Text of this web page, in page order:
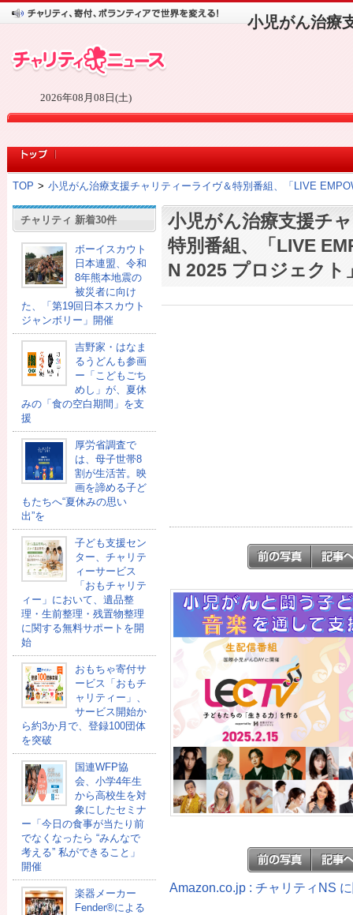
2026年08月08日(土)
小児がん治療
TOP > 小児がん治療支援チャリティーライヴ＆特別番組、「LIVE
チャリティ 新着30件
ボーイスカウト
日本連盟、令和
8年熊本地震の
被災者に向け
た、「第19回日本スカウト
ジャンボリー」開催
吉野家・はなま
るうどんも参画
ー「こどもごち
めし」が、夏休
みの「食の空白期間」を支
援
厚労省調査で
は、母子世帯8
割が生活苦。映
画を諦める子ど
もたちへ“夏休みの思い
出”を
子ども支援セン
ター、チャリテ
ィーサービス
「おもチャリテ
ィー」において、遺品整
理・生前整理・残置物整理
に関する無料サポートを開
始
おもちゃ寄付サ
ービス「おもチ
ャリティー」、
サービス開始か
ら約3か月で、登録100団体
を突破
国連WFP協
会、小学4年生
から高校生を対
象にしたセミナ
ー「今日の食事が当たり前
でなくなったら “みんなで
考える” 私ができること」
開催
楽器メーカー
Fender®による
小児がん治療支援チ
特別番組、「LIVE
N 2025 プロジェクト
Amazon.co.jp : チャリティNS